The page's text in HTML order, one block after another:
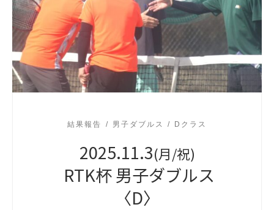
結果報告 男子ダブルス Dクラス
2025.11.3(月/祝)
RTK杯 男子ダブルス
〈D〉